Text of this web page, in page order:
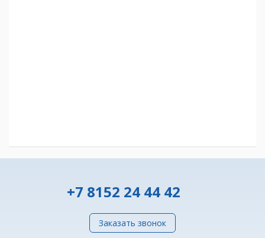
+7 8152 24 44 42
Заказать звонок